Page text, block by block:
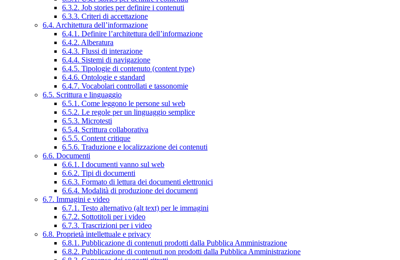
6.3.2. Job stories per definire i contenuti
6.3.3. Criteri di accettazione
6.4. Architettura dell’informazione
6.4.1. Definire l’architettura dell’informazione
6.4.2. Alberatura
6.4.3. Flussi di interazione
6.4.4. Sistemi di navigazione
6.4.5. Tipologie di contenuto (content type)
6.4.6. Ontologie e standard
6.4.7. Vocabolari controllati e tassonomie
6.5. Scrittura e linguaggio
6.5.1. Come leggono le persone sul web
6.5.2. Le regole per un linguaggio semplice
6.5.3. Microtesti
6.5.4. Scrittura collaborativa
6.5.5. Content critique
6.5.6. Traduzione e localizzazione dei contenuti
6.6. Documenti
6.6.1. I documenti vanno sul web
6.6.2. Tipi di documenti
6.6.3. Formato di lettura dei documenti elettronici
6.6.4. Modalità di produzione dei documenti
6.7. Immagini e video
6.7.1. Testo alternativo (alt text) per le immagini
6.7.2. Sottotitoli per i video
6.7.3. Trascrizioni per i video
6.8. Proprietà intellettuale e privacy
6.8.1. Pubblicazione di contenuti prodotti dalla Pubblica Amministrazione
6.8.2. Pubblicazione di contenuti non prodotti dalla Pubblica Amministrazione